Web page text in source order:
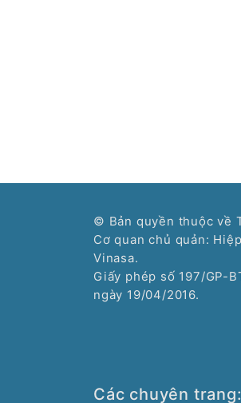
© Bản quyền thuộc về
Cơ quan chủ quản:
Vinasa.
Giấy phép số 197/GP-
ngày 19/04/2016.
Các chuyên trang: